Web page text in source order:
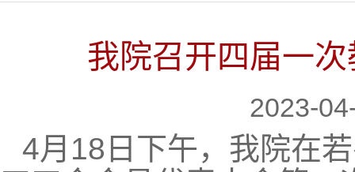
我院召开四届一
2023-
4月18日下午，我院在